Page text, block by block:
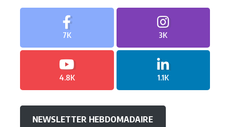
7K 3K
4.8K 1.1K
NEWSLETTER HEBDOMADAIRE